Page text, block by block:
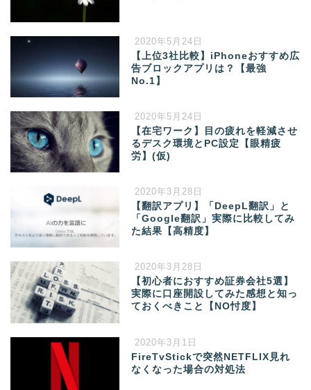
2020年5月24日
【上位3社比較】iPhoneおすすめ広
告ブロックアプリは？【最強
No.1】
2020年5月24日
【在宅ワーク】目の疲れを軽減させ
るデスク環境とPC設定【眼精疲
労】(仮)
2020年3月28日
【翻訳アプリ】「DeepL翻訳」と
「Google翻訳」実際に比較してみ
た結果【高精度】
2020年3月28日
【初心者におすすめ証券会社5選】
実際に口座開設してみた感想と知っ
ておくべきこと【NO忖度】
2020年3月1日
FireTvStickで突然NETFLIX見れ
なくなった場合の対処法